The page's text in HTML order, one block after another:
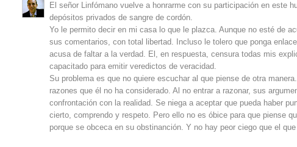
El señor Linfómano vuelve a honrarme con su participación en este
depósitos privados de sangre de cordón.
Yo le permito decir en mi casa lo que le plazca. Aunque no esté de
sus comentarios, con total libertad. Incluso le tolero que ponga
acusa de faltar a la verdad. El, en respuesta, censura todas mis
capacitado para emitir veredictos de veracidad.
Su problema es que no quiere escuchar al que piense de otra
razones que él no ha considerado. Al no entrar a razonar, sus
confrontación con la realidad. Se niega a aceptar que pueda haber
cierto, comprendo y respeto. Pero ello no es óbice para que piense
porque se obceca en su obstinanción. Y no hay peor ciego que el